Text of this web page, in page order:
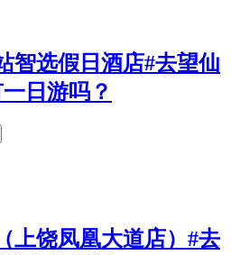
智选假日酒店#去望仙
日游吗？
上饶凤凰大道店）#去